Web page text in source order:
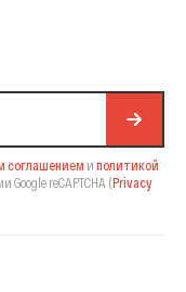
соглашением и политикой
Google reCAPTCHA (Privacy